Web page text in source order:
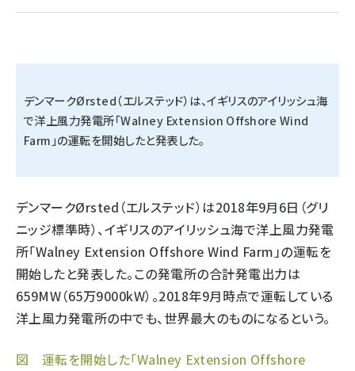
ngn (279)
タンデム (149)
デンマークØrsted（エルステッド）は、イギリスのアイリッシュ海
で洋上風力発電所「Walney Extension Offshore Wind
Farm」の運転を開始したと発表した。
デンマークØrsted（エルステッド）は2018年9月6日（グリ
ニッジ標準時）、イギリスのアイリッシュ海で洋上風力発電
所「Walney Extension Offshore Wind Farm」の運転を
開始したと発表した。この発電所の合計発電出力は
659MW（65万9000kW）。2018年9月時点で運転している
洋上風力発電所の中でも、世界最大のものになるという。
図 運転を開始した「Walney Extension Offshore